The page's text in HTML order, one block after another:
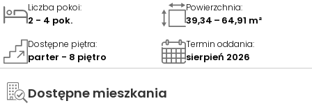
Liczba pokoi:
2 - 4 pok.
Powierzchnia:
39,34 – 64,91 m²
Dostępne piętra:
parter - 8 piętro
Termin oddania:
sierpień 2026
Dostępne mieszkania